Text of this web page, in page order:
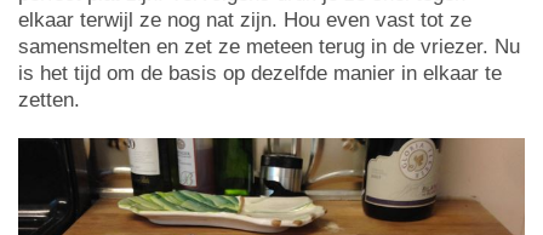
elkaar terwijl ze nog nat zijn. Hou even vast tot ze
samensmelten en zet ze meteen terug in de vriezer. Nu
is het tijd om de basis op dezelfde manier in elkaar te
zetten.